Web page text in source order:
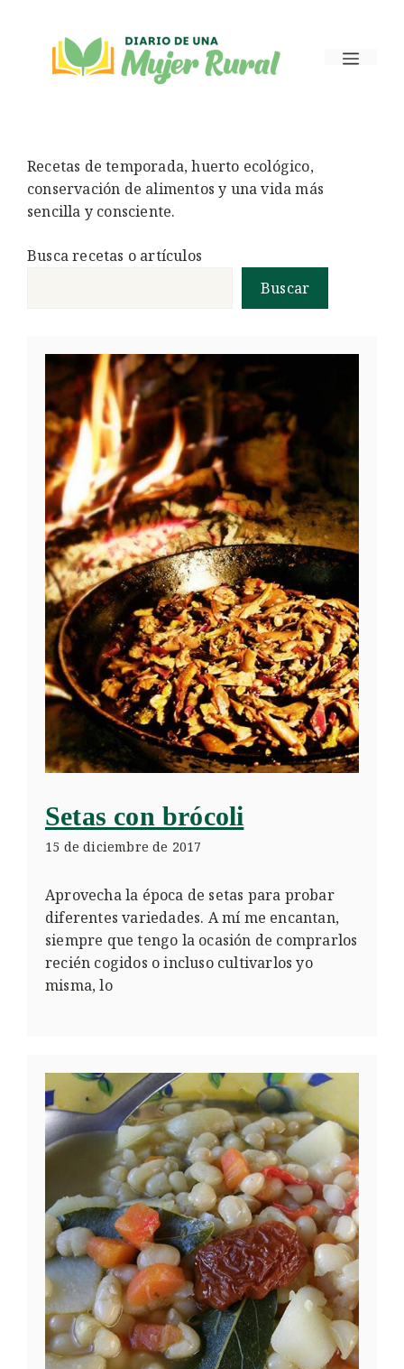
contenido
Menú
Recetas de temporada, huerto ecológico,
conservación de alimentos y una vida más
sencilla y consciente.
Busca recetas o artículos
Buscar
Setas con brócoli
15 de diciembre de 2017
Aprovecha la época de setas para probar
diferentes variedades. A mí me encantan,
siempre que tengo la ocasión de comprarlos
recién cogidos o incluso cultivarlos yo
misma, lo